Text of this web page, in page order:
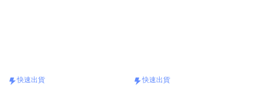
快速出貨 快速出貨